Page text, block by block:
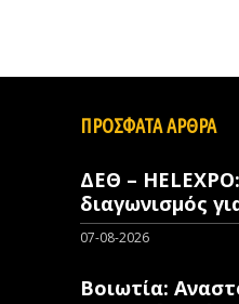
ΠΡΟΣΦΑΤΑ ΑΡΘΡΑ
ΔΕΘ –
διαγωνισμός
07-08-2026
Βοιωτία: